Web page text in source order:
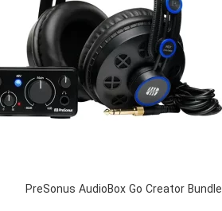
PreSonus AudioBox Go Creator Bundle